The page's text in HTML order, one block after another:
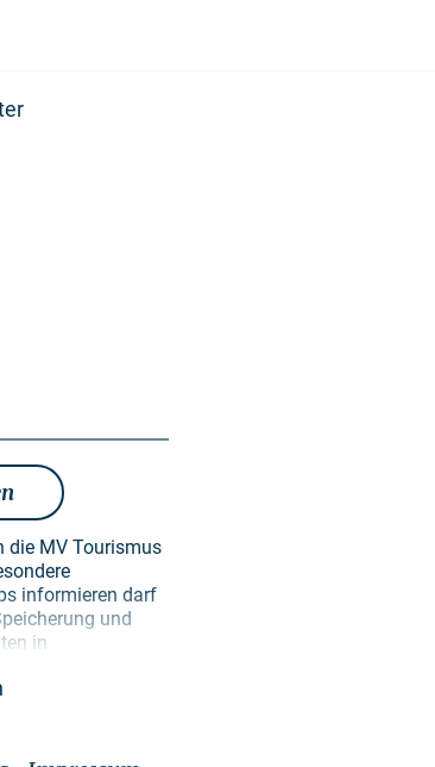
die MV Tourismus
informieren darf
und
in
künftiger
zu diesem
Weitergabe an
Zukunft